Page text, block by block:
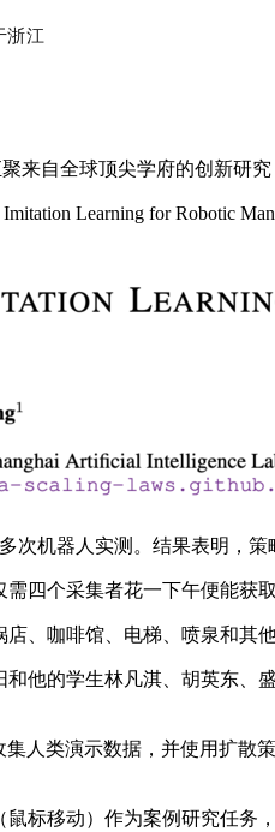
浙江
自全球顶尖学府的创新研究
Learning for Robotic
机器人实测。结果表明，策
个采集者花一下午便能获取
咖啡馆、电梯、喷泉和其
的学生林凡淇、胡英东、盛
类演示数据，并使用扩散
标移动）作为案例研究任务